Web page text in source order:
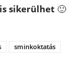
sikerülhet 🙂
sminkoktatás